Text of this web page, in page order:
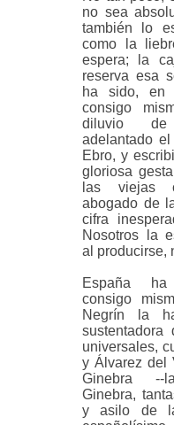
no sea
también lo
como la
espera; la
reserva esa
ha sido, en
consigo
diluvio de
adelantado
Ebro, y
gloriosa
las viejas
abogado de
cifra
Nosotros la
al producirse,
España ha
consigo
Negrín la
universales,
y Álvarez del
Ginebra --
Ginebra,
y asilo de